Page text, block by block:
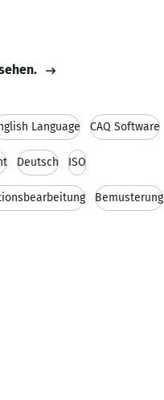
Language CAQ Software
Deutsch ISO
Bemusterung